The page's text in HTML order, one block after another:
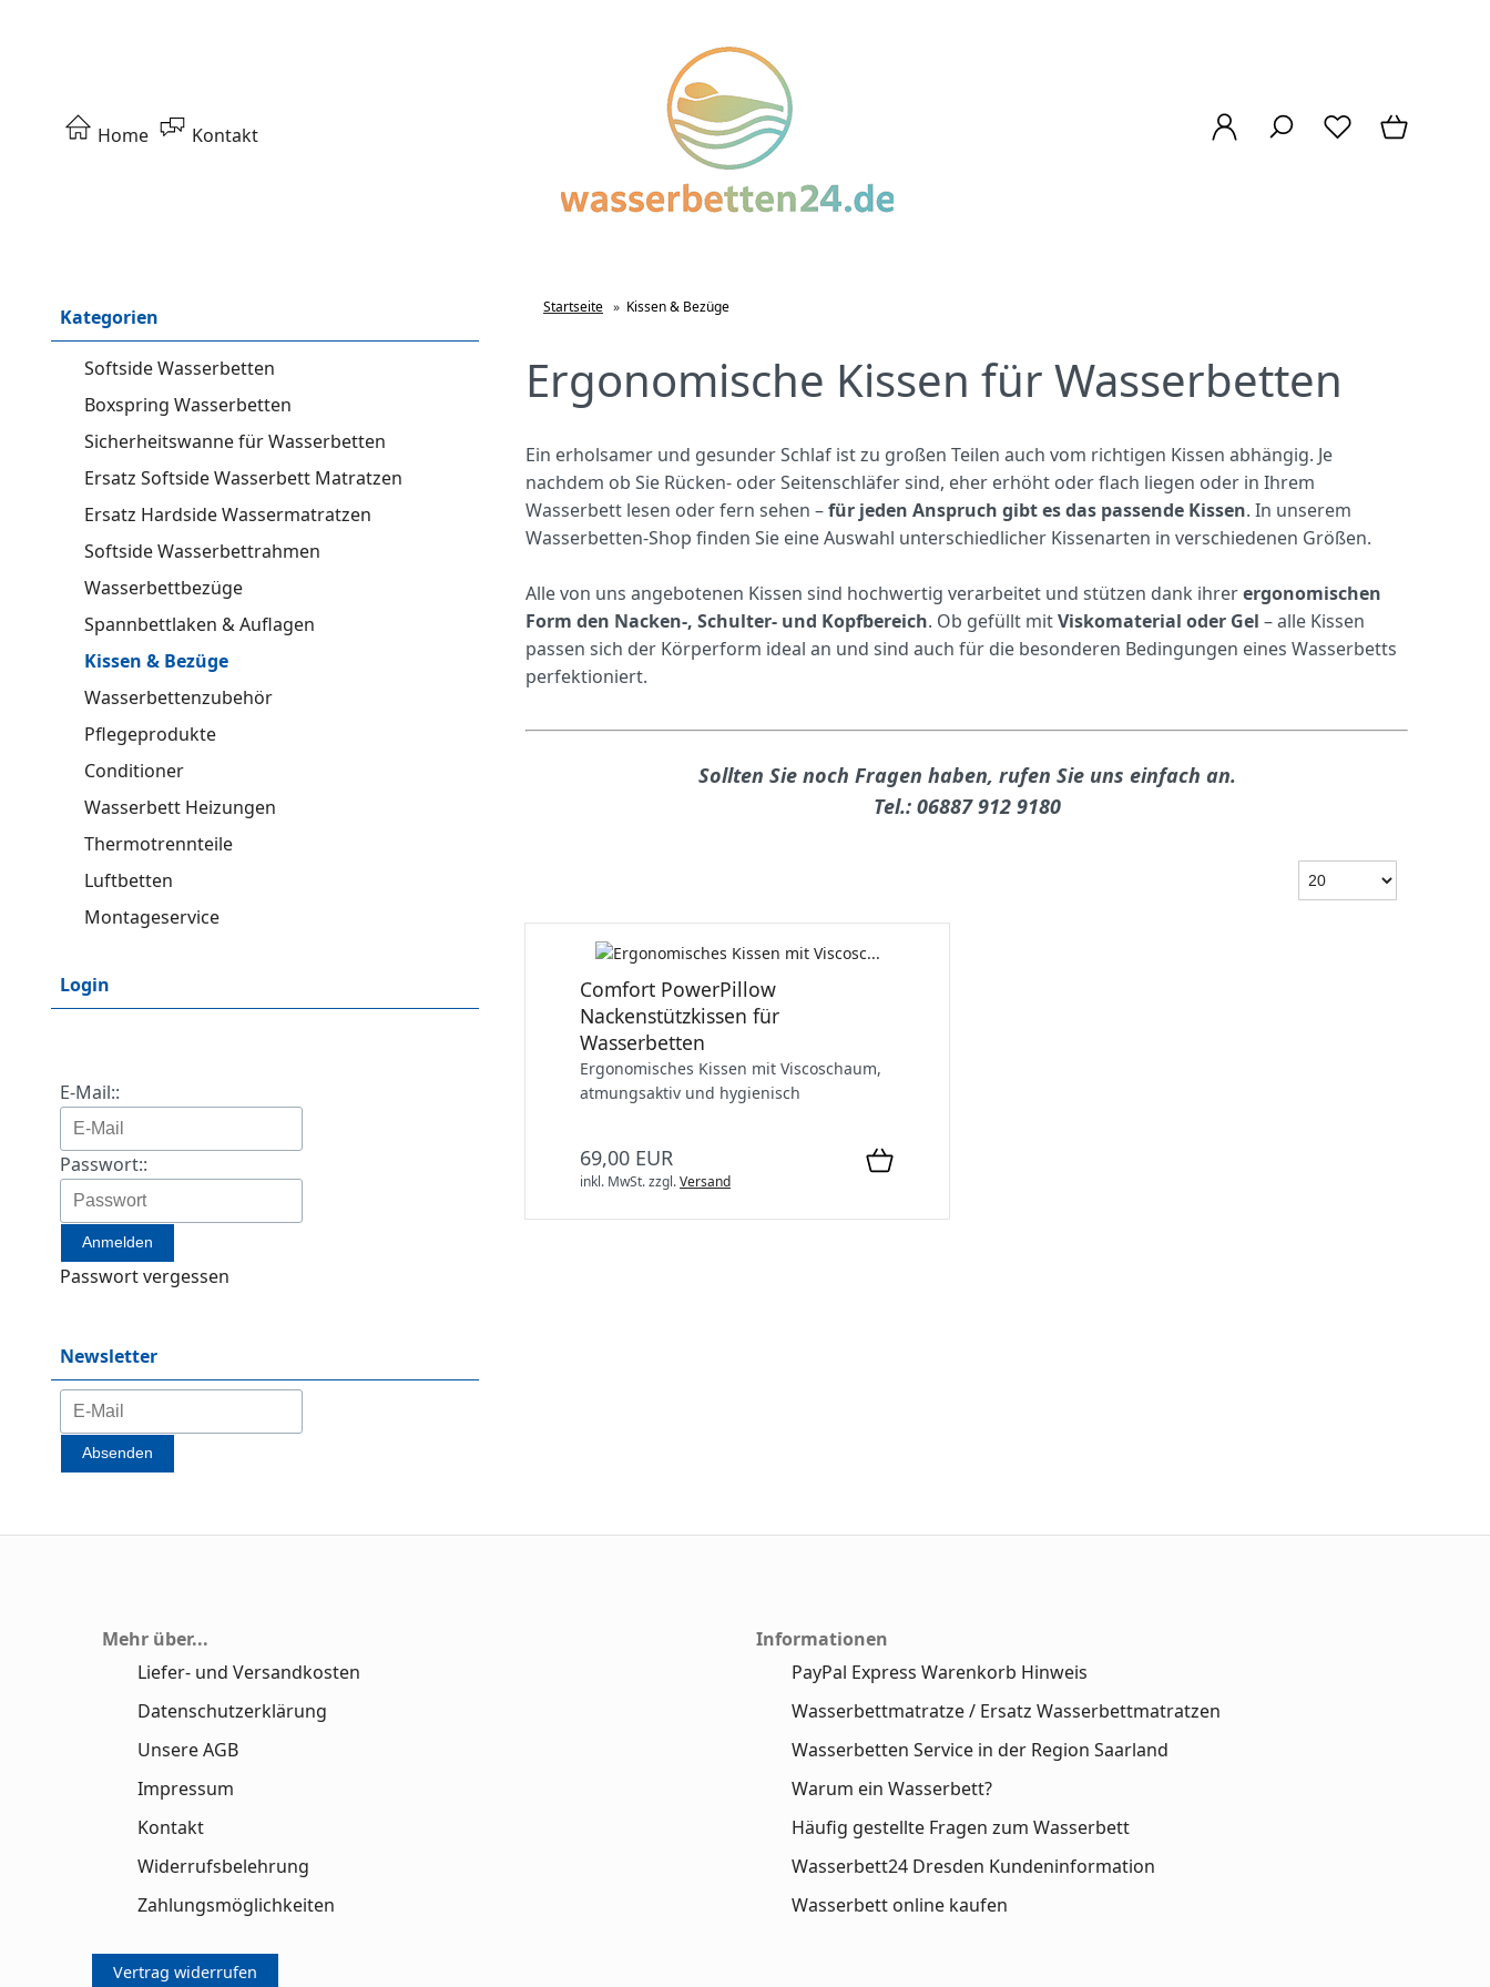
Home Kontakt
Kategorien
Softside Wasserbetten
Boxspring Wasserbetten
Sicherheitswanne für Wasserbetten
Ersatz Softside Wasserbett Matratzen
Ersatz Hardside Wassermatratzen
Softside Wasserbettrahmen
Wasserbettbezüge
Spannbettlaken & Auflagen
Kissen & Bezüge
Wasserbettenzubehör
Pflegeprodukte
Conditioner
Wasserbett Heizungen
Thermotrennteile
Luftbetten
Montageservice
Login
E-Mail::
Passwort::
Passwort vergessen
Newsletter
Startseite » Kissen & Bezüge
Ergonomische Kissen für Wasserbetten
Ein erholsamer und gesunder Schlaf ist zu großen Teilen auch vom richtigen Kissen abhängig. Je
nachdem ob Sie Rücken- oder Seitenschläfer sind, eher erhöht oder flach liegen oder in Ihrem
Wasserbett lesen oder fern sehen –für jeden Anspruch gibt es das passende Kissen. In unserem
Wasserbetten-Shop finden Sie eine Auswahl unterschiedlicher Kissenarten in verschiedenen Größen.
Alle von uns angebotenen Kissen sind hochwertig verarbeitet und stützen dank ihrerergonomischen
Form den Nacken-, Schulter- und Kopfbereich. Ob gefüllt mitViskomaterial oder Gel – alle Kissen
passen sich der Körperform ideal an und sind auch für die besonderen Bedingungen eines Wasserbetts
perfektioniert.
Sollten Sie noch Fragen haben, rufen Sie uns einfach an.
Tel.: 06887 912 9180
Comfort PowerPillow
Nackenstützkissen für
Wasserbetten
Ergonomisches Kissen mit Viscoschaum,
atmungsaktiv und hygienisch
69,00 EUR
inkl. MwSt.zzgl.Versand
Mehr über...
Liefer- und Versandkosten
Datenschutzerklärung
Unsere AGB
Impressum
Kontakt
Widerrufsbelehrung
Zahlungsmöglichkeiten
Informationen
PayPal Express Warenkorb Hinweis
Wasserbettmatratze / Ersatz Wasserbettmatratzen
Wasserbetten Service in der Region Saarland
Warum ein Wasserbett?
Häufig gestellte Fragen zum Wasserbett
Wasserbett24 Dresden Kundeninformation
Wasserbett online kaufen
Vertrag widerrufen